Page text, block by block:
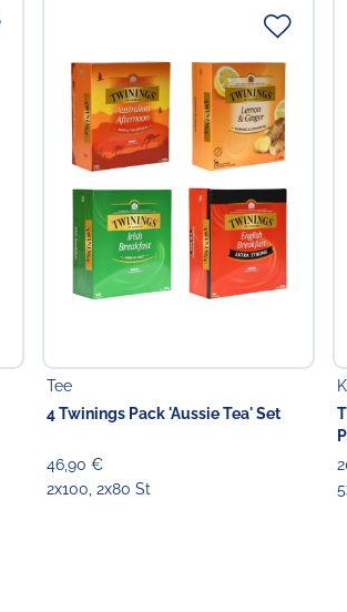
Tee
4 Twinings Pack 'Aussie Tea' Set
46,90 €
2x100, 2x80 St